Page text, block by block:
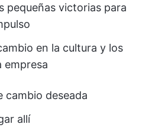
pequeñas victorias para
en la cultura y los
empresa
cambio deseada
allí